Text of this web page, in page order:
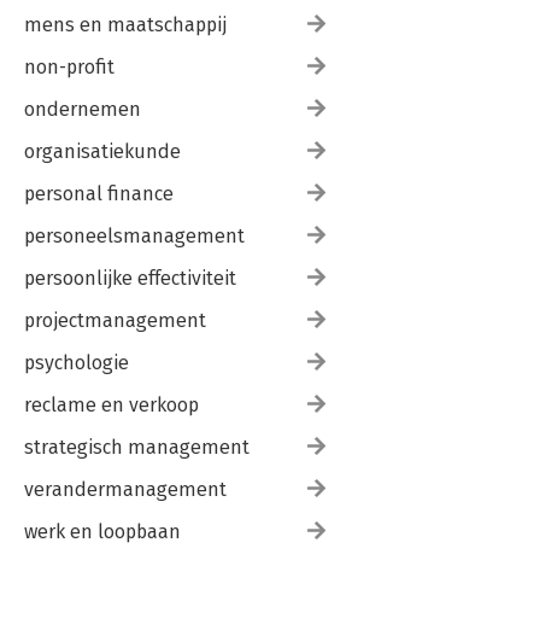
mens en maatschappij
non-profit
ondernemen
organisatiekunde
personal finance
personeelsmanagement
persoonlijke effectiviteit
projectmanagement
psychologie
reclame en verkoop
strategisch management
verandermanagement
werk en loopbaan